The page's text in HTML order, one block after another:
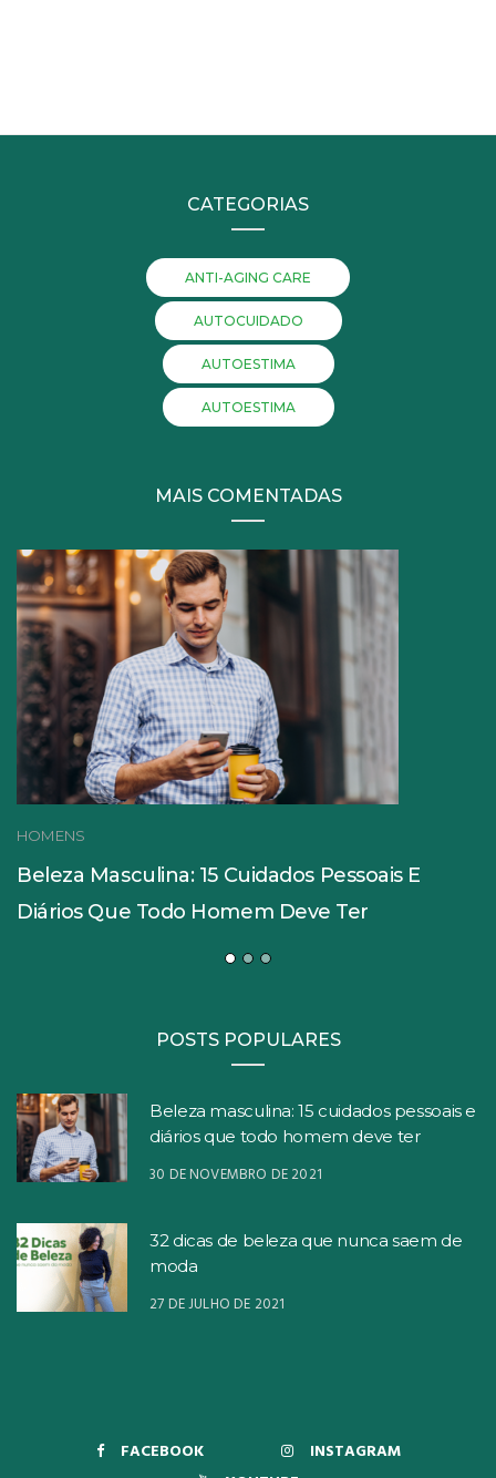
CATEGORIAS
ANTI-AGING CARE
AUTOCUIDADO
AUTOESTIMA
AUTOESTIMA
MAIS COMENTADAS
HOMENS
Beleza Masculina: 15 Cuidados Pessoais E
Diários Que Todo Homem Deve Ter
POSTS POPULARES
Beleza masculina: 15 cuidados pessoais e
diários que todo homem deve ter
30 DE NOVEMBRO DE 2021
32 dicas de beleza que nunca saem de
moda
27 DE JULHO DE 2021
FACEBOOK
INSTAGRAM